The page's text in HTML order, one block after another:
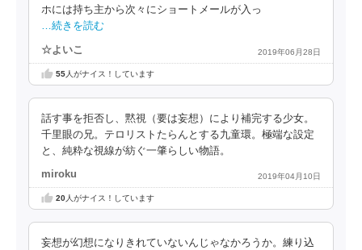
ホには持ち主から次々にショートメールが入っ
…続きを読む
☆よいこ 2019年06月28日
55人がナイス！しています
話す事を拒否し、黙視（要は妄想）により補完する少女。
千里眼の兄。テロリストたらんとする九童環。極端な設定
と、純粋な視線が紡ぐ一肇らしい物語。
miroku 2019年04月10日
20人がナイス！しています
妄想が幻想になりきれていないんじゃなかろうか。練り込